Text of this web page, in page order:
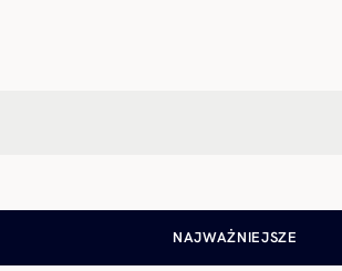
NAJWAŻNIEJSZE